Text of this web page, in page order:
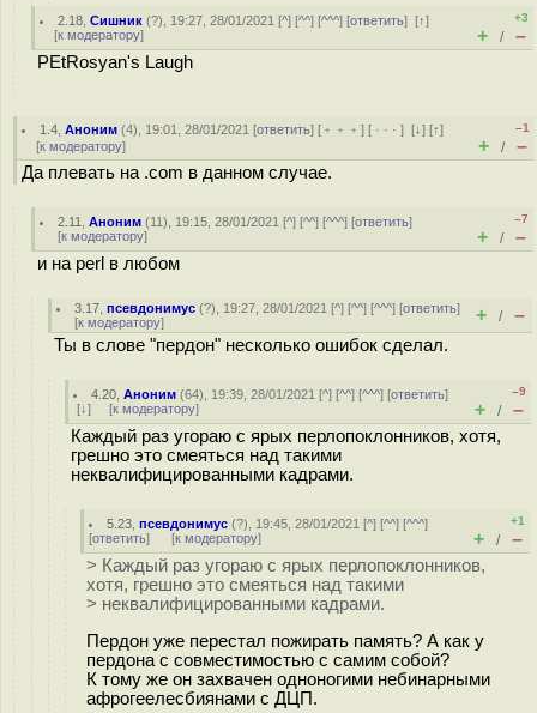
2.18 ,Сишник (?), 19:27, 28/01/2021 [^] [^^] [^^^] [ответить][↑]
[к модератору]
+3
+ / –
PEtRosyan's Laugh
1.4 ,Аноним (4), 19:01, 28/01/2021 [ответить] [ ﹢﹢﹢] [ · · ·][↓] [↑]
[к модератору]
–1
+ / –
Да плевать на .com в данном случае.
2.11 ,Аноним (11), 19:15, 28/01/2021 [^] [^^] [^^^] [ответить]
[к модератору]
–7
+ / –
и на perl в любом
3.17 ,псевдонимус (?), 19:27, 28/01/2021 [^] [^^] [^^^] [ответить]
[к модератору] + / –
Ты в слове "пердон" несколько ошибок сделал.
4.20 ,Аноним (64), 19:39, 28/01/2021 [^] [^^] [^^^] [ответить]
[↓] [к модератору]
–9
+ / –
Каждый раз угораю с ярых перлопоклонников, хотя,
грешно это смеяться над такими
неквалифицированными кадрами.
5.23 ,псевдонимус (?), 19:45, 28/01/2021 [^] [^^] [^^^]
[ответить] [к модератору]
+1
+ / –
> Каждый раз угораю с ярых перлопоклонников,
хотя, грешно это смеяться над такими
> неквалифицированными кадрами.
Пердон уже перестал пожирать память? А как у
пердона с совместимостью с самим собой?
К тому же он захвачен одноногими небинарными
афрогеелесбиянами с ДЦП.